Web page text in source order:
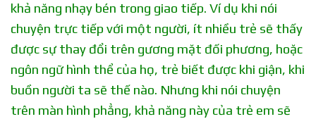
khả năng nhạy bén trong giao tiếp. Ví dụ khi nói
chuyện trực tiếp với một người, ít nhiều trẻ sẽ thấy
được sự thay đổi trên gương mặt đối phương, hoặc
ngôn ngữ hình thể của họ, trẻ biết được khi giận, khi
buồn người ta sẽ thế nào. Nhưng khi nói chuyện
trên màn hình phẳng, khả năng này của trẻ em sẽ